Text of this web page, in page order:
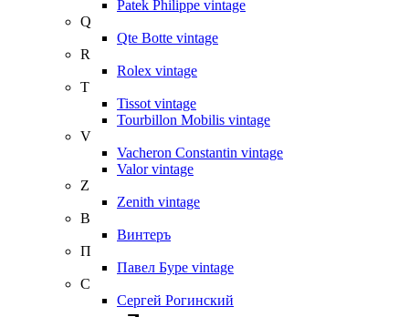
Patek Philippe vintage
Q
Qte Botte vintage
R
Rolex vintage
T
Tissot vintage
Tourbillon Mobilis vintage
V
Vacheron Constantin vintage
Valor vintage
Z
Zenith vintage
В
Винтеръ
П
Павел Буре vintage
С
Сергей Рогинский